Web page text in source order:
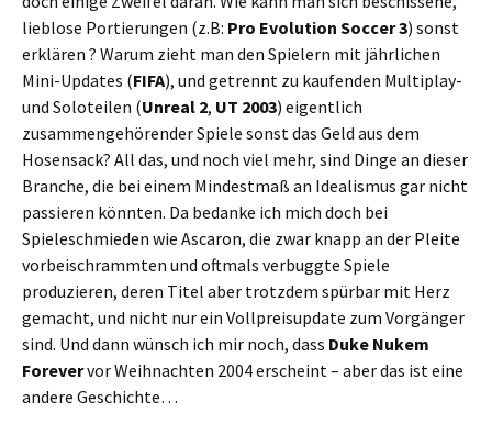
lieblose Portierungen (z.B: Pro Evolution Soccer 3) sonst
erklären ? Warum zieht man den Spielern mit jährlichen
Mini-Updates (FIFA), und getrennt zu kaufenden Multiplay-
und Soloteilen (Unreal 2, UT 2003) eigentlich
zusammengehörender Spiele sonst das Geld aus dem
Hosensack? All das, und noch viel mehr, sind Dinge an dieser
Branche, die bei einem Mindestmaß an Idealismus gar nicht
passieren könnten. Da bedanke ich mich doch bei
Spieleschmieden wie Ascaron, die zwar knapp an der Pleite
vorbeischrammten und oftmals verbuggte Spiele
produzieren, deren Titel aber trotzdem spürbar mit Herz
gemacht, und nicht nur ein Vollpreisupdate zum Vorgänger
sind. Und dann wünsch ich mir noch, dass Duke Nukem
Forevervor Weihnachten 2004 erscheint – aber das ist eine
andere Geschichte…